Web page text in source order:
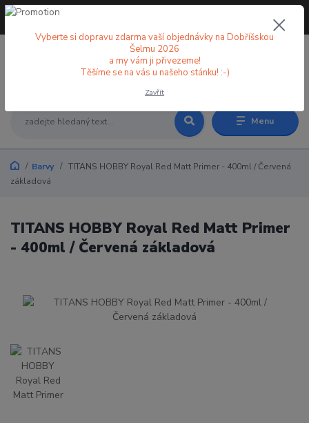
Menu
+420 773 998 582
Barvy
TITANS HOBBY Royal Red Matt Primer - 400ml / Červená
základová
TITANS HOBBY Royal Red Matt Primer
- 400ml / Červená základová
Vyberte si dopravu zdarma vaší objednávky na Dobříšskou
Šelmu 2026
a my vám ji přivezeme!
Těšíme se na vás u našeho stánku! :-)
Zavřít